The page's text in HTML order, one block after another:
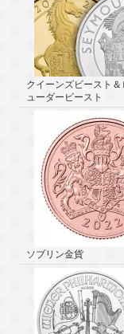
クイーンズビースト＆
ューダービースト
ソブリン金貨